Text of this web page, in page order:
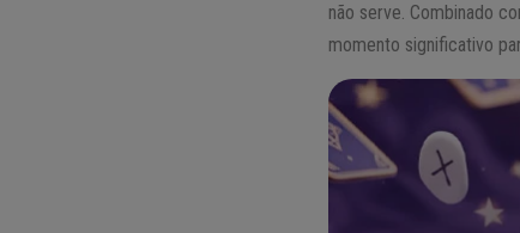
não serve. Combinado
momento significativo